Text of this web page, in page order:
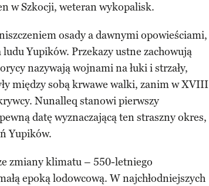
w Szkocji, weteran wykopalisk.
osady a dawnymi opowieściami,
Yupików. Przekazy ustne zachowują
nazywają wojnami na łuki i strzały,
między sobą krwawe walki, zanim w XVIII
Nunalleq stanowi pierwszy
datę wyznaczającą ten straszny okres,
Yupików.
zmiany klimatu – 550-letniego
epoką lodowcową. W najchłodniejszych